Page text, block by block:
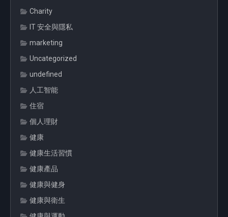
Charity
IT 安全與隱私
marketing
Uncategorized
undefined
人工智能
住宿
個人理財
健康
健康生活習慣
健康產品
健康與健身
健康與衛生